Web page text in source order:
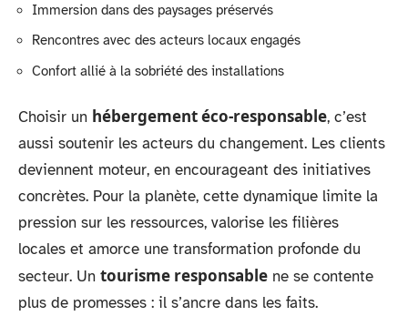
Immersion dans des paysages préservés
Rencontres avec des acteurs locaux engagés
Confort allié à la sobriété des installations
Choisir un hébergement éco-responsable, c’est
aussi soutenir les acteurs du changement. Les clients
deviennent moteur, en encourageant des initiatives
concrètes. Pour la planète, cette dynamique limite la
pression sur les ressources, valorise les filières
locales et amorce une transformation profonde du
secteur. Un tourisme responsable ne se contente
plus de promesses : il s’ancre dans les faits.